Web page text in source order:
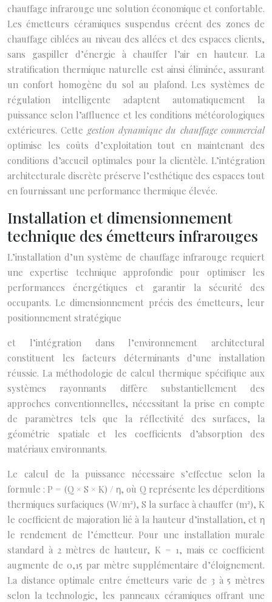
chauffage infrarouge une solution économique et confortable.
Les émetteurs céramiques suspendus créent des zones de
chauffage ciblées au niveau des allées et des espaces clients,
sans gaspiller d’énergie à chauffer l’air en hauteur. La
stratification thermique naturelle est ainsi éliminée, assurant
un confort homogène du sol au plafond. Les systèmes de
régulation intelligente adaptent automatiquement la
puissance selon l’affluence et les conditions météorologiques
extérieures. Cette gestion dynamique du chauffage commercial
optimise les coûts d’exploitation tout en maintenant des
conditions d’accueil optimales pour la clientèle. L’intégration
architecturale discrète préserve l’esthétique des espaces tout
en fournissant une performance thermique élevée.
Installation et dimensionnement
technique des émetteurs infrarouges
L’installation d’un système de chauffage infrarouge requiert
une expertise technique approfondie pour optimiser les
performances énergétiques et garantir la sécurité des
occupants. Le dimensionnement précis des émetteurs, leur
positionnement stratégique
et l’intégration dans l’environnement architectural
constituent les facteurs déterminants d’une installation
réussie. La méthodologie de calcul thermique spécifique aux
systèmes rayonnants diffère substantiellement des
approches conventionnelles, nécessitant la prise en compte
de paramètres tels que la réflectivité des surfaces, la
géométrie spatiale et les coefficients d’absorption des
matériaux environnants.
Le calcul de la puissance nécessaire s’effectue selon la
formule : P = (Q × S × K) / η, où Q représente les déperditions
thermiques surfaciques (W/m²), S la surface à chauffer (m²), K
le coefficient de majoration lié à la hauteur d’installation, et η
le rendement de l’émetteur. Pour une installation murale
standard à 2 mètres de hauteur, K = 1, mais ce coefficient
augmente de 0,15 par mètre supplémentaire d’éloignement.
La distance optimale entre émetteurs varie de 3 à 5 mètres
selon la technologie, les panneaux céramiques offrant une